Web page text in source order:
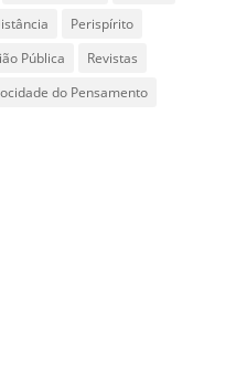
Perispírito
Pública
Revistas
do Pensamento